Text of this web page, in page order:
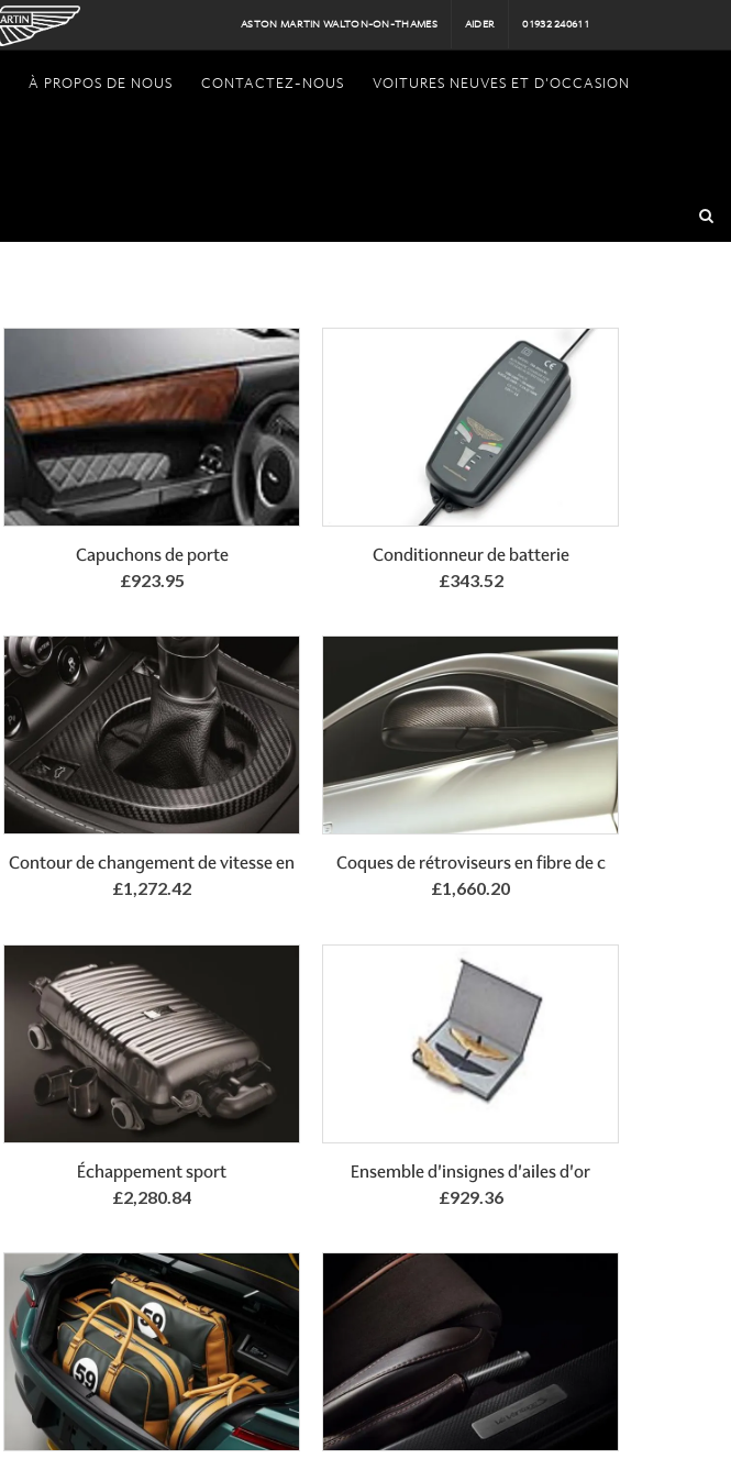
ASTON MARTIN WALTON-ON-THAMES AIDER 01932 240611
À PROPOS DE NOUS CONTACTEZ-NOUS VOITURES NEUVES ET D'OCCASION
Add to Basket
Capuchons de porte
£923.95
Add to Basket
Conditionneur de batterie
£343.52
Add to Basket
Contour de changement de vitesse en
£1,272.42
Coques de rétroviseurs en fibre de c
£1,660.20
Échappement sport
£2,280.84
Ensemble d'insignes d'ailes d'or
£929.36